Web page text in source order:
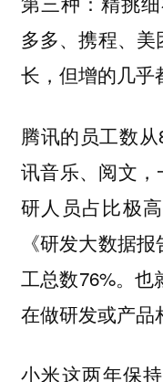
多多、携程、
长，但增的几乎
腾讯的员工数
讯音乐、阅文
研人员占比极
《研发大数据
工总数76%。也
在做研发或产品
小米这两年保